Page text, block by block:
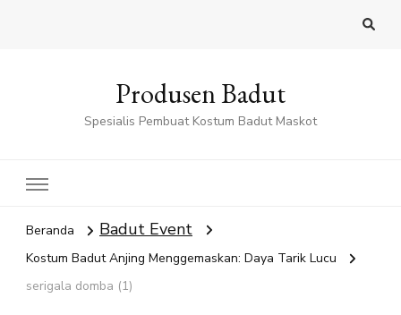
Produsen Badut
Spesialis Pembuat Kostum Badut Maskot
Beranda Badut Event
Kostum Badut Anjing Menggemaskan: Daya Tarik Lucu
serigala domba (1)